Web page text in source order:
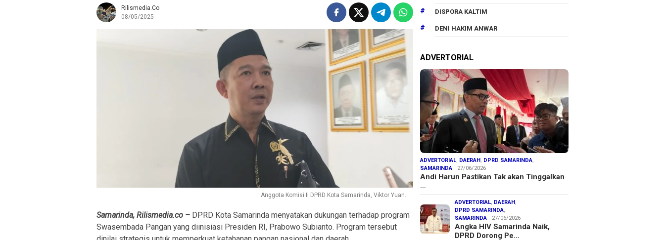
Rilismedia.co
08/05/2025
Anggota Komisi II DPRD Kota Samarinda, Viktor Yuan.
Samarinda, Rilismedia.co – DPRD Kota Samarinda menyatakan dukungan terhadap program
Swasembada Pangan yang diinisiasi Presiden RI, Prabowo Subianto. Program tersebut
DISPORA KALTIM
DENI HAKIM ANWAR
ADVERTORIAL
ADVERTORIAL, DAERAH , DPRD SAMARINDA,
SAMARINDA
27/06/2026
Andi Harun Pastikan Tak akan Tinggalkan
…
ADVERTORIAL, DAERAH ,
DPRD SAMARINDA,
SAMARINDA
27/06/2026
Angka HIV Samarinda Naik,
DPRD Dorong Pe…